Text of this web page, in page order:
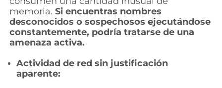
memoria. Si encuentras nombres
desconocidos o sospechosos ejecutándose
constantemente, podría tratarse de una
amenaza activa.
Actividad de red sin justificación
aparente: